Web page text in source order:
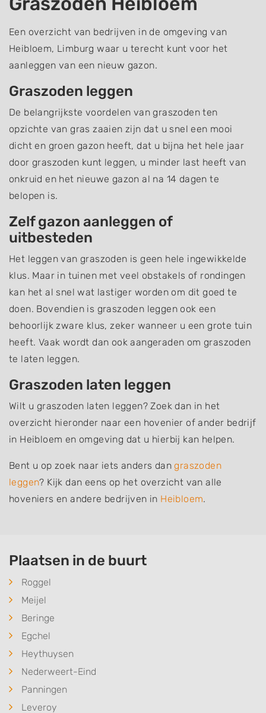
Een overzicht van bedrijven in de omgeving van
Heibloem, Limburg waar u terecht kunt voor het
aanleggen van een nieuw gazon.
Graszoden leggen
De belangrijkste voordelen van graszoden ten
opzichte van gras zaaien zijn dat u snel een mooi
dicht en groen gazon heeft, dat u bijna het hele jaar
door graszoden kunt leggen, u minder last heeft van
onkruid en het nieuwe gazon al na 14 dagen te
belopen is.
Zelf gazon aanleggen of
uitbesteden
Het leggen van graszoden is geen hele ingewikkelde
klus. Maar in tuinen met veel obstakels of rondingen
kan het al snel wat lastiger worden om dit goed te
doen. Bovendien is graszoden leggen ook een
behoorlijk zware klus, zeker wanneer u een grote tuin
heeft. Vaak wordt dan ook aangeraden om graszoden
te laten leggen.
Graszoden laten leggen
Wilt u graszoden laten leggen? Zoek dan in het
overzicht hieronder naar een hovenier of ander bedrijf
in Heibloem en omgeving dat u hierbij kan helpen.
Bent u op zoek naar iets anders dangraszoden
leggen? Kijk dan eens op het overzicht van alle
hoveniers en andere bedrijven in Heibloem.
Plaatsen in de buurt
Roggel
Meijel
Beringe
Egchel
Heythuysen
Nederweert-Eind
Panningen
Leveroy